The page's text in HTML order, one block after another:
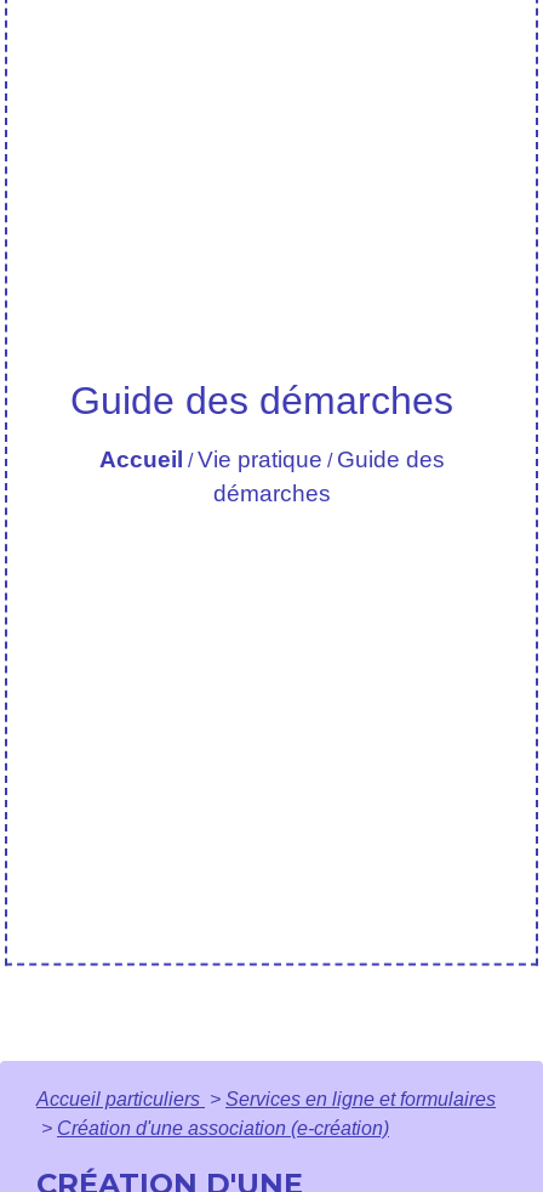
Guide des démarches
Accueil /Vie pratique / Guide des
démarches
Accueil particuliers > Services en ligne et formulaires
> Création d'une association (e-création)
CRÉATION D'UNE